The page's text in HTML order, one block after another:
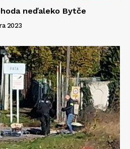
neďaleko Bytče
2023